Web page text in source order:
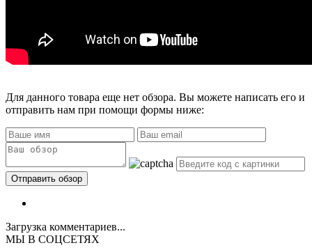
Для данного товара еще нет обзора. Вы можете написать его и
отправить нам при помощи формы ниже:
Загрузка комментариев...
МЫ В СОЦСЕТЯХ